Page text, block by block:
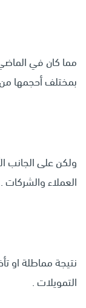
مما كان في
بمختلف أحجمها من
ولكن على الجانب
العملاء والشركات .
نتيجة مماطلة او
التمويلات .